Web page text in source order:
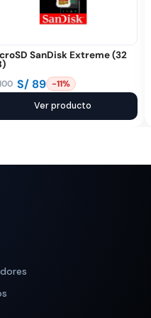
SanDisk Extreme (32
S/ 89 -11%
Ver producto